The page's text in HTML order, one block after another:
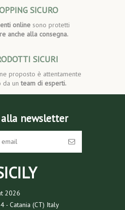
SICURO
onlinesono protetti
anche alla consegna.
SICURI
proposto è attentamente
da unteam di esperti.
newsletter
2026
- Catania (CT) Italy